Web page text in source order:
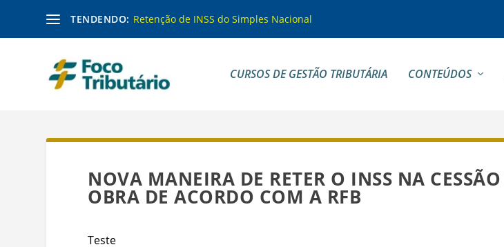
TENDENDO: Retenção de INSS do Simples Nacional
CURSOS DE GESTÃO TRIBUTÁRIA CONTEÚDOS
NOVA MANEIRA DE RETER O INSS NA
OBRA DE ACORDO COM A RFB
Teste